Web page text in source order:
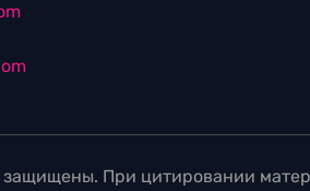
При цитировании